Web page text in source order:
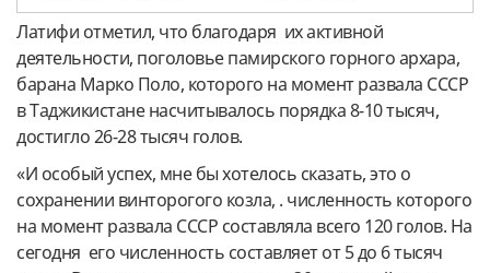
Латифи отметил, что благодаря их активной
деятельности, поголовье памирского горного архара,
барана Марко Поло, которого на момент развала СССР
в Таджикистане насчитывалось порядка 8-10 тысяч,
достигло 26-28 тысяч голов.
«И особый успех, мне бы хотелось сказать, это о
сохранении винторогого козла, . численность которого
на момент развала СССР составляла всего 120 голов. На
сегодня его численность составляет от 5 до 6 тысяч